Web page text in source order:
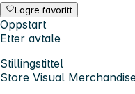
Lagre favoritt
Oppstart
Etter avtale
Stillingstittel
Store Visual